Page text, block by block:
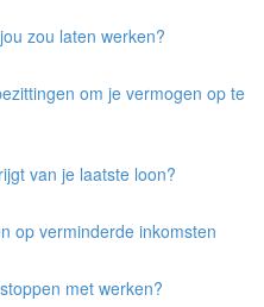
zou laten werken?
om je vermogen op te
van je laatste loon?
op verminderde inkomsten
met werken?